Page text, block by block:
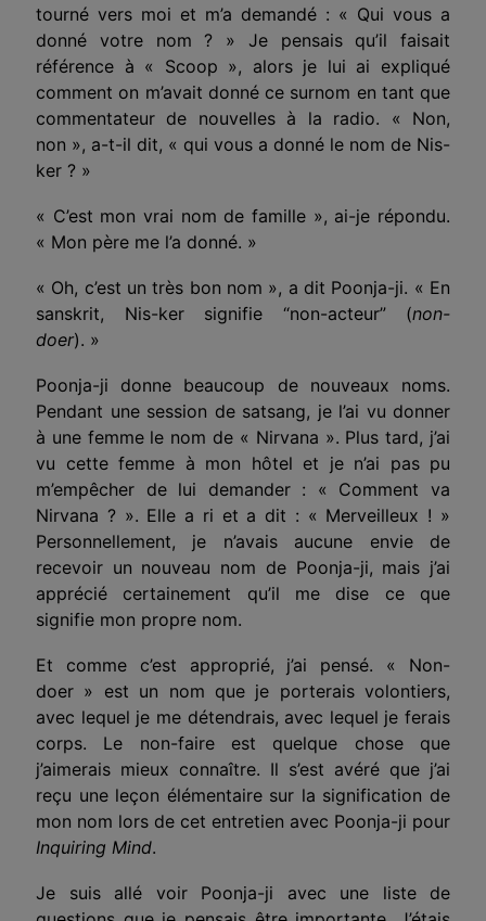
tourné vers moi et m’a demandé : « Qui vous a
donné votre nom ? » Je pensais qu’il faisait
référence à « Scoop », alors je lui ai expliqué
comment on m’avait donné ce surnom en tant que
commentateur de nouvelles à la radio. « Non,
non », a-t-il dit, « qui vous a donné le nom de Nis-
ker ? »
« C’est mon vrai nom de famille », ai-je répondu.
« Mon père me l’a donné. »
« Oh, c’est un très bon nom », a dit Poonja-ji. « En
sanskrit, Nis-ker signifie “non-acteur” (non-
doer). »
Poonja-ji donne beaucoup de nouveaux noms.
Pendant une session de satsang, je l’ai vu donner
à une femme le nom de « Nirvana ». Plus tard, j’ai
vu cette femme à mon hôtel et je n’ai pas pu
m’empêcher de lui demander : « Comment va
Nirvana ? ». Elle a ri et a dit : « Merveilleux ! »
Personnellement, je n’avais aucune envie de
recevoir un nouveau nom de Poonja-ji, mais j’ai
apprécié certainement qu’il me dise ce que
signifie mon propre nom.
Et comme c’est approprié, j’ai pensé. « Non-
doer » est un nom que je porterais volontiers,
avec lequel je me détendrais, avec lequel je ferais
corps. Le non-faire est quelque chose que
j’aimerais mieux connaître. Il s’est avéré que j’ai
reçu une leçon élémentaire sur la signification de
mon nom lors de cet entretien avec Poonja-ji pour
Inquiring Mind.
Je suis allé voir Poonja-ji avec une liste de